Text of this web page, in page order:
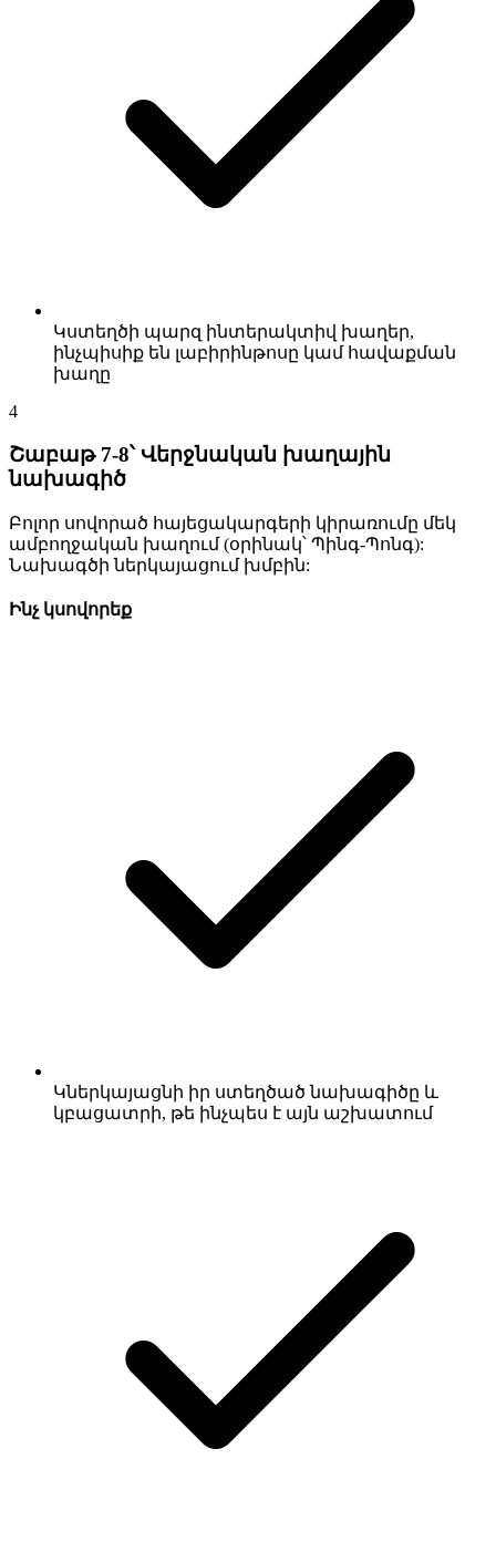
Կստեղծի պարզ ինտերակտիվ խաղեր,
ինչպիսիք են լաբիրինթոսը կամ հավաքման
խաղը
4
Շաբաթ 7-8՝ Վերջնական խաղային
նախագիծ
Բոլոր սովորած հայեցակարգերի կիրառումը մեկ
ամբողջական խաղում (օրինակ՝ Պինգ-Պոնգ):
Նախագծի ներկայացում խմբին:
Ինչ կսովորեք
Կներկայացնի իր ստեղծած նախագիծը և
կբացատրի, թե ինչպես է այն աշխատում